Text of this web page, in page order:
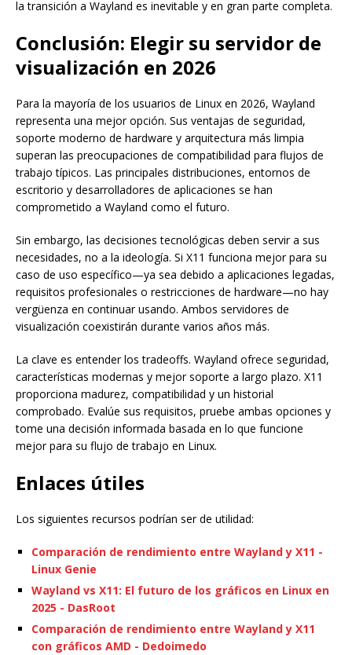
la transición a Wayland es inevitable y en gran parte completa.
Conclusión: Elegir su servidor de
visualización en 2026
Para la mayoría de los usuarios de Linux en 2026, Wayland
representa una mejor opción. Sus ventajas de seguridad,
soporte moderno de hardware y arquitectura más limpia
superan las preocupaciones de compatibilidad para flujos de
trabajo típicos. Las principales distribuciones, entornos de
escritorio y desarrolladores de aplicaciones se han
comprometido a Wayland como el futuro.
Sin embargo, las decisiones tecnológicas deben servir a sus
necesidades, no a la ideología. Si X11 funciona mejor para su
caso de uso específico—ya sea debido a aplicaciones legadas,
requisitos profesionales o restricciones de hardware—no hay
vergüenza en continuar usando. Ambos servidores de
visualización coexistirán durante varios años más.
La clave es entender los tradeoffs. Wayland ofrece seguridad,
características modernas y mejor soporte a largo plazo. X11
proporciona madurez, compatibilidad y un historial
comprobado. Evalúe sus requisitos, pruebe ambas opciones y
tome una decisión informada basada en lo que funcione
mejor para su flujo de trabajo en Linux.
Enlaces útiles
Los siguientes recursos podrían ser de utilidad:
Comparación de rendimiento entre Wayland y X11 -
Linux Genie
Wayland vs X11: El futuro de los gráficos en Linux en
2025 - DasRoot
Comparación de rendimiento entre Wayland y X11
con gráficos AMD - Dedoimedo